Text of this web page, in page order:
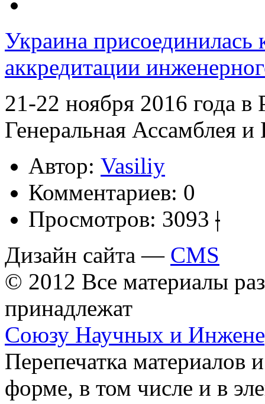
Украина присоединилась
аккредитации
21-22 ноября 2016 года
Генеральная Ассамблея
Автор: Vasiliy
Комментариев: 0
Просмотров: 3093 |
Дизайн сайта — CMS
© 2012 Все материалы
принадлежат
Союзу Научных и
Перепечатка материалов
форме, в том числе и в